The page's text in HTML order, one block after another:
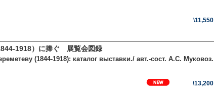
\11,550
1918）に捧ぐ 展覧会図録
(1844-1918): каталог выставки./ авт.-сост. А.С. Муковоз.
\13,200